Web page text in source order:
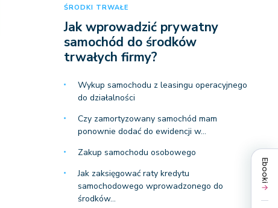
Ebooki
ŚRODKI TRWAŁE
Jak wprowadzić prywatny
samochód do środków
trwałych firmy?
Wykup samochodu z leasingu operacyjnego
do działalności
Czy zamortyzowany samochód mam
ponownie dodać do ewidencji w…
Zakup samochodu osobowego
Jak zaksięgować raty kredytu
samochodowego wprowadzonego do
środków…